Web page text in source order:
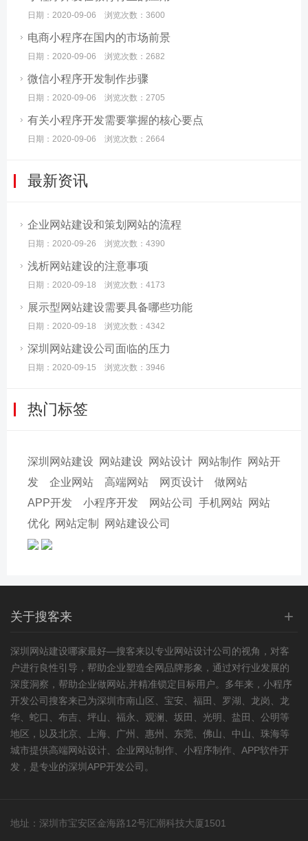
日期：2020-09-06 浏览次数：3600
电商小程序在国内的市场前景
日期：2020-09-06 浏览次数：2682
微信小程序开发制作步骤
日期：2020-09-06 浏览次数：2705
有关小程序开发需要掌握的核心要点
日期：2020-09-06 浏览次数：2664
最新资讯
企业网站建设和策划网站的流程
日期：2020-09-26 浏览次数：4390
浅析网站建设的注意事项
日期：2020-09-18 浏览次数：4173
展示型网站建设需要具备哪些功能
日期：2020-09-18 浏览次数：4342
深圳网站建设公司面临的压力
日期：2020-09-15 浏览次数：3946
热门标签
深圳网站建设 网站建设 网站设计 网站制作 网站开
发
企业网站 高端网站 网页设计
做网站
APP开发
小程序开发 网站公司 手机网站 网站
优化 网站定制 网站建设公司
关于搜客来 +
深圳网站建设哪家最好—搜客来以专业网站设计公司的视角，对客
户进行良性引导，帮助企业塑造全网品牌形象，通过对行业发展的
深度洞察，帮助企业做网站,并精准锁定目标用户。多年来，小程序
开发公司搜客来已为深圳市南山区、宝安、福田、罗湖、龙岗、龙
华、蛇口、布吉、坪山、福永、观澜、坂田、光明、盐田、公明等
地区，以及北京、上海、广州、惠州、东莞、佛山、中山、珠海等
城市提供高端网站设计、企业网站制作、小程序制作、APP软件开
发，是专业的深圳APP开发公司。
地址：深圳市宝安区金海路12号汇潮科技大厦1501